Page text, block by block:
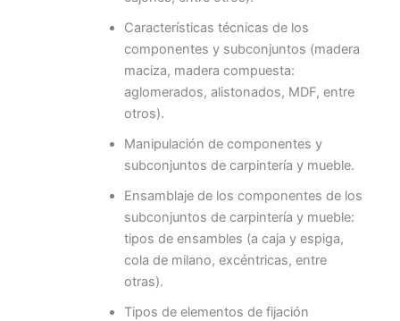
Características técnicas de los
componentes y subconjuntos (madera
maciza, madera compuesta:
aglomerados, alistonados, MDF, entre
otros).
Manipulación de componentes y
subconjuntos de carpintería y mueble.
Ensamblaje de los componentes de los
subconjuntos de carpintería y mueble:
tipos de ensambles (a caja y espiga,
cola de milano, excéntricas, entre
otras).
Tipos de elementos de fijación